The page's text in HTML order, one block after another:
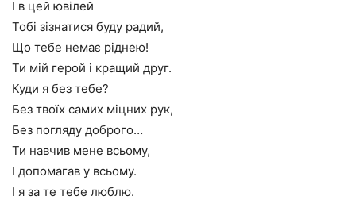
І в цей ювілей
Тобі зізнатися буду радий,
Що тебе немає ріднею!
Ти мій герой і кращий друг.
Куди я без тебе?
Без твоїх самих міцних рук,
Без погляду доброго…
Ти навчив мене всьому,
І допомагав у всьому.
І я за те тебе люблю.